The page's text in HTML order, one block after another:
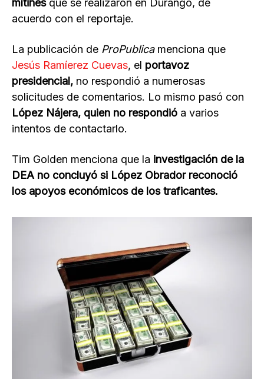
mítines que se realizaron en Durango, de
acuerdo con el reportaje.
La publicación de ProPublicamenciona que
Jesús Ramíerez Cuevas, el portavoz
presidencial, no respondió a numerosas
solicitudes de comentarios. Lo mismo pasó con
López Nájera, quien no respondió a varios
intentos de contactarlo.
Tim Golden menciona que la investigación de la
DEA no concluyó si López Obrador reconoció
los apoyos económicos de los traficantes.